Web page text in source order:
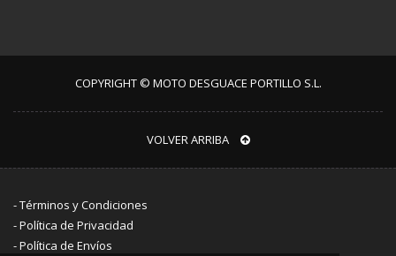
COPYRIGHT © MOTO DESGUACE PORTILLO S.L.
VOLVER ARRIBA
-Términos y Condiciones
-Política de Privacidad
-Política de Envíos